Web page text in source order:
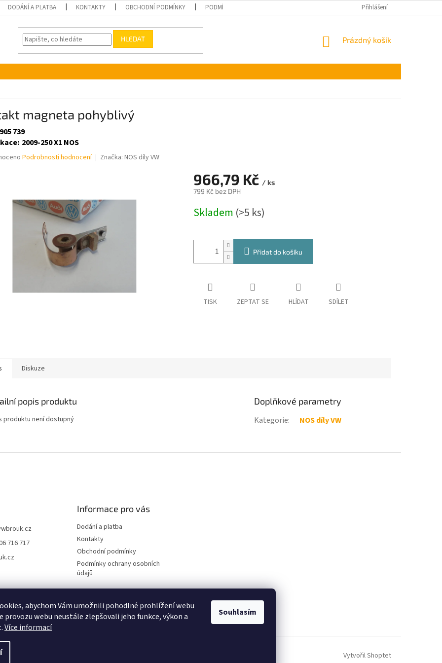
abychom Vám umožnili pohodlné prohlížení webu
provozu webu neustále zlepšovali jeho funkce, výkon a
Více informací
Souhlasím
DODÁNÍ A PLATBA KONTAKTY OBCHODNÍ PODMÍNKY PODMÍNKY OCHRANY OSOBNÍCH ÚDAJŮ Přihlášení
HLEDAT
NÁKUPNÍ
Prázdný košík
magneta pohyblivý
739
: 2009-250 X1 NOS
Podrobnosti hodnocení Značka: NOS díly VW
966,79 Kč / ks
799 Kč bez DPH
cena:
Skladem (>5 ks)
Přidat do košíku
TISK ZEPTAT SE HLÍDAT SDÍLET
Diskuze
popis produktu
produktu není dostupný
Doplňkové parametry
Kategorie: NOS díly VW
716 717
Informace pro vás
Dodání a platba
Kontakty
Obchodní podmínky
Podmínky ochrany osobních
údajů
Vytvořil Shoptet